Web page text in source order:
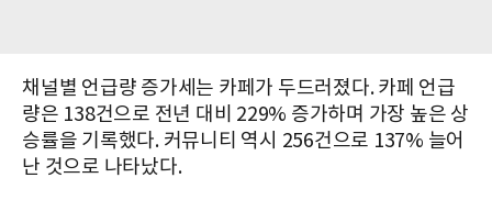
채널별 언급량 증가세는 카페가 두드러졌다. 카페 언급
량은 138건으로 전년 대비 229% 증가하며 가장 높은 상
승률을 기록했다. 커뮤니티 역시 256건으로 137% 늘어
난 것으로 나타났다.